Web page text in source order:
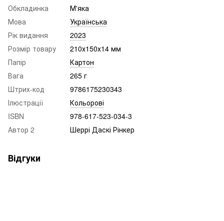
Обкладинка
М'яка
Мова
Українська
Рік видання
2023
Розмір товару
210х150х14 мм
Папір
Картон
Вага
265 г
Штрих-код
9786175230343
Ілюстрації
Кольорові
ISBN
978-617-523-034-3
Автор 2
Шеррі Даскі Рінкер
Відгуки